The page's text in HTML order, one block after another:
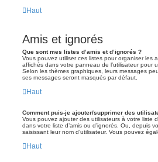
Haut
Amis et ignorés
Que sont mes listes d’amis et d’ignorés ?
Vous pouvez utiliser ces listes pour organiser les
affichés dans votre panneau de l’utilisateur pour
Selon les thèmes graphiques, leurs messages
ses messages seront masqués par défaut.
Haut
Comment puis-je ajouter/supprimer des
Vous pouvez ajouter des utilisateurs à votre liste
dans votre liste d’amis ou d’ignorés. Ou, depuis
saisissant leur nom d’utilisateur. Vous pouvez
Haut